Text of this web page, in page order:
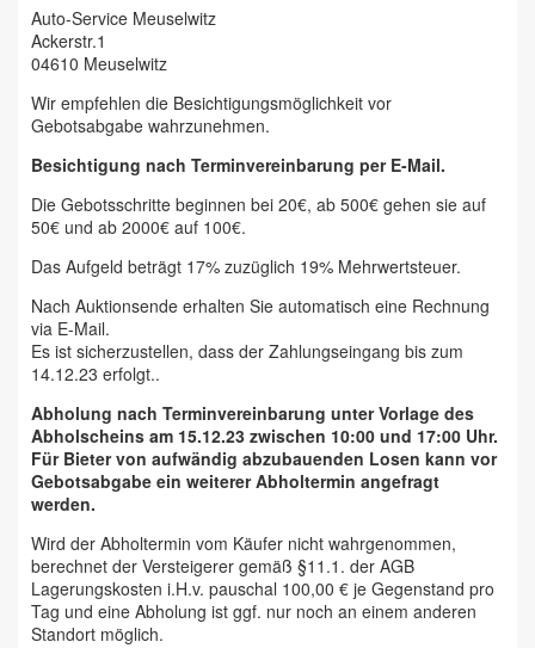
Auto-Service Meuselwitz
Ackerstr.1
04610 Meuselwitz
Wir empfehlen die Besichtigungsmöglichkeit vor
Gebotsabgabe wahrzunehmen.
Besichtigung nach Terminvereinbarung per E-Mail.
Die Gebotsschritte beginnen bei 20€, ab 500€ gehen sie auf
50€ und ab 2000€ auf 100€.
Das Aufgeld beträgt 17% zuzüglich 19% Mehrwertsteuer.
Nach Auktionsende erhalten Sie automatisch eine Rechnung
via E-Mail.
Es ist sicherzustellen, dass der Zahlungseingang bis zum
14.12.23 erfolgt..
Abholung nach Terminvereinbarung unter Vorlage des
Abholscheins am 15.12.23 zwischen 10:00 und 17:00 Uhr.
Für Bieter von aufwändig abzubauenden Losen kann vor
Gebotsabgabe ein weiterer Abholtermin angefragt
werden.
Wird der Abholtermin vom Käufer nicht wahrgenommen,
berechnet der Versteigerer gemäß §11.1. der AGB
Lagerungskosten i.H.v. pauschal 100,00 € je Gegenstand pro
Tag und eine Abholung ist ggf. nur noch an einem anderen
Standort möglich.